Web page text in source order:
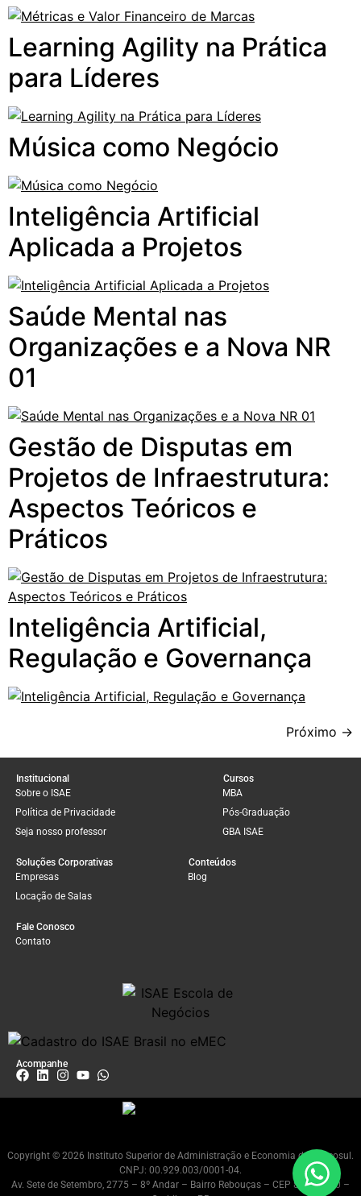
Learning Agility na Prática
para Líderes
Música como Negócio
Inteligência Artificial
Aplicada a Projetos
Saúde Mental nas
Organizações e a Nova NR
01
Gestão de Disputas em
Projetos de Infraestrutura:
Aspectos Teóricos e
Práticos
Inteligência Artificial,
Regulação e Governança
Próximo →
Institucional
Sobre o ISAE
Política de Privacidade
Seja nosso professor
Cursos
MBA
Pós-Graduação
GBA ISAE
Soluções Corporativas
Empresas
Locação de Salas
Conteúdos
Blog
Fale Conosco
Contato
Acompanhe
Copyright © 2026 Instituto Superior de Administração e Economia do Mercosul.
CNPJ: 00.929.003/0001-04.
Av. Sete de Setembro, 2775 – 8º Andar – Bairro Rebouças – CEP 80230-010 –